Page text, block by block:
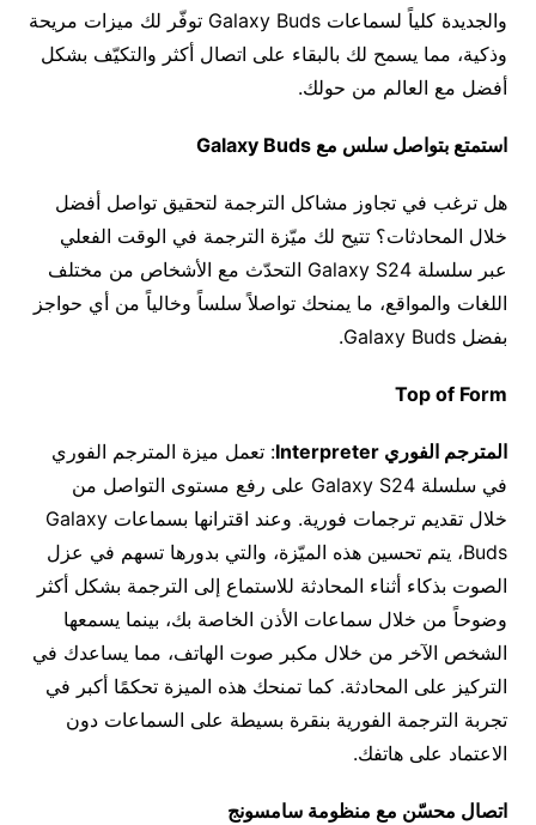
والجديدة كلياً لسماعات Galaxy Buds توفّر لك ميزات مريحة
وذكية، مما يسمح لك بالبقاء على اتصال أكثر والتكيّف بشكل
أفضل مع العالم من حولك.
استمتع بتواصل سلس مع Galaxy Buds
هل ترغب في تجاوز مشاكل الترجمة لتحقيق تواصل أفضل
خلال المحادثات؟ تتيح لك ميّزة الترجمة في الوقت الفعلي
عبر سلسلة Galaxy S24 التحدّث مع الأشخاص من مختلف
اللغات والمواقع، ما يمنحك تواصلاً سلساً وخالياً من أي حواجز
بفضل Galaxy Buds.
Top of Form
المترجم الفوري Interpreter: تعمل ميزة المترجم الفوري
في سلسلة Galaxy S24 على رفع مستوى التواصل من
خلال تقديم ترجمات فورية. وعند اقترانها بسماعات Galaxy
Buds، يتم تحسين هذه الميّزة، والتي بدورها تسهم في عزل
الصوت بذكاء أثناء المحادثة للاستماع إلى الترجمة بشكل أكثر
وضوحاً من خلال سماعات الأذن الخاصة بك، بينما يسمعها
الشخص الآخر من خلال مكبر صوت الهاتف، مما يساعدك في
التركيز على المحادثة. كما تمنحك هذه الميزة تحكمًا أكبر في
تجربة الترجمة الفورية بنقرة بسيطة على السماعات دون
الاعتماد على هاتفك.
اتصال محسّن مع منظومة سامسونج